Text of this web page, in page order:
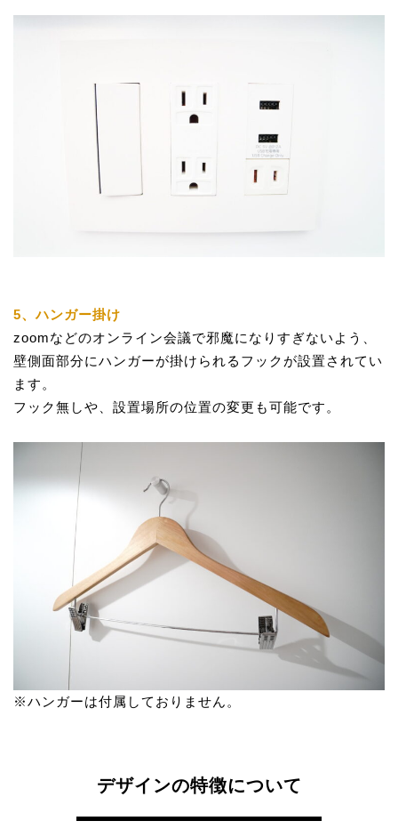
5、ハンガー掛け
zoomなどのオンライン会議で邪魔になりすぎないよう、
壁側面部分にハンガーが掛けられるフックが設置されてい
ます。
フック無しや、設置場所の位置の変更も可能です。
※ハンガーは付属しておりません。
デザインの特徴について